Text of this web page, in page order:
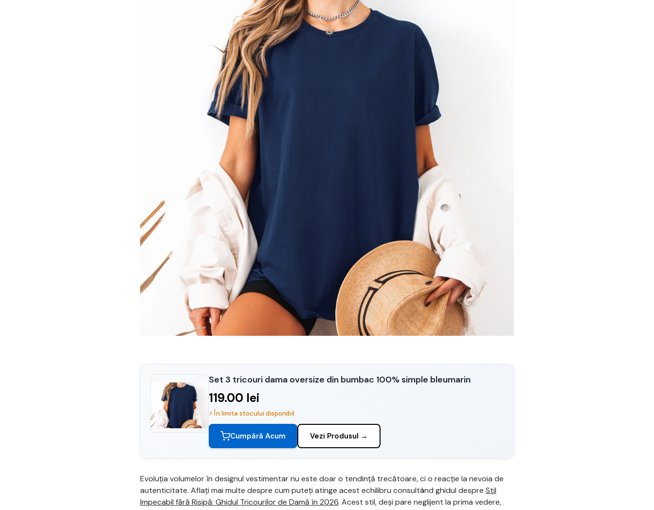
Set 3 tricouri dama oversize din bumbac 100% simple bleumarin
119.00 lei
⚡ În limita stocului disponibil
Cumpără Acum Vezi Produsul →
Evoluția volumelor în designul vestimentar nu este doar o tendință trecătoare, ci o reacție la nevoia de
autenticitate. Aflați mai multe despre cum puteți atinge acest echilibru consultând ghidul despre Stil
Impecabil fără Risipă: Ghidul Tricourilor de Damă în 2026. Acest stil, deși pare neglijent la prima vedere,